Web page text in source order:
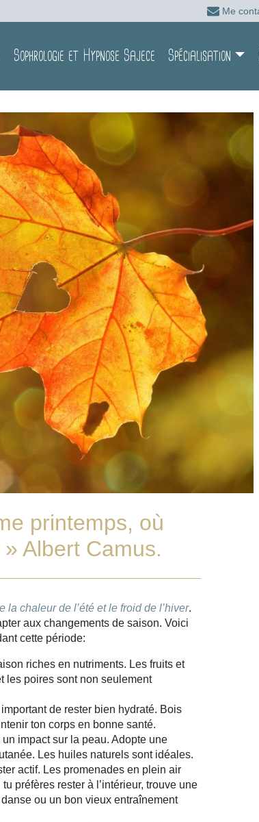
Me
Sophrologie et Hypnose Sajece Spécialisation
printemps, où
Albert Camus.
la chaleur de l’été et le froid de l’hiver.
aux changements de saison. Voici
cette période:
riches en nutriments. Les fruits et
les poires sont non seulement
de rester bien hydraté. Bois
ton corps en bonne santé.
un impact sur la peau. Adopte une
Les huiles naturels sont idéales.
actif. Les promenades en plein air
préfères rester à l’intérieur, trouve une
ou un bon vieux entraînement